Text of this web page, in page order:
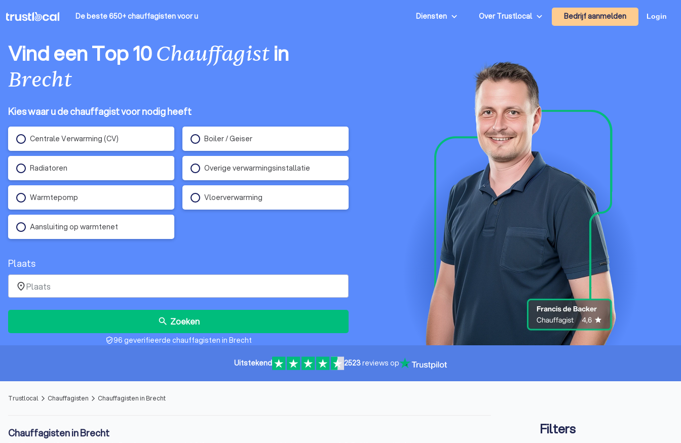
De beste 650+ chauffagistenvoor u Diensten Over Trustlocal Bedrijf aanmelden Login
Vind een Top 10Chauffagistin
Brecht
Kies waar u de chauffagist voor nodig heeft
Centrale Verwarming (CV) Boiler / Geiser
Radiatoren Overige verwarmingsinstallatie
Warmtepomp Vloerverwarming
Aansluiting op warmtenet
Plaats
place
search Zoeken
verified_user96 geverifieerde chauffagisten in Brecht
Uitstekend 2523reviews op
Trustlocal arrow_forward_ios Chauffagisten arrow_forward_ios Chauffagisten in Brecht
Chauffagisten in Brecht Filters